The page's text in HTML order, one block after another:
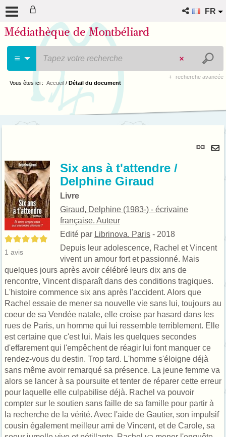
FR
recherche avancée
Vous êtes ici : Accueil / Détail du document
5/5
1 avis
Six ans à t'attendre /
Delphine Giraud
Livre
Giraud, Delphine (1983-) - écrivaine
française. Auteur
Edité par Librinova. Paris - 2018
Depuis leur adolescence, Rachel et Vincent
vivent un amour fort et passionné. Mais
quelques jours après avoir célébré leurs dix ans de
rencontre, Vincent disparaît dans des conditions tragiques.
L'histoire commence six ans après l'accident. Alors que
Rachel essaie de mener sa nouvelle vie sans lui, toujours au
coeur de sa Vendée natale, elle croise par hasard dans les
rues de Paris, un homme qui lui ressemble terriblement. Elle
est certaine que c'est lui. Mais les quelques secondes
d'effarement qui l'empêchent de réagir lui font manquer ce
rendez-vous du destin. Trop tard. L'homme s'éloigne déjà
sans même avoir remarqué sa présence. La jeune femme va
alors se lancer à sa poursuite et tenter de réparer cette erreur
pour laquelle elle culpabilise déjà. Rachel va pouvoir
compter sur le soutien sans faille de sa famille pour partir à
la recherche de la vérité. Avec l'aide de Gautier, son impulsif
cousin également meilleur ami de Vincent, et de Carole, sa